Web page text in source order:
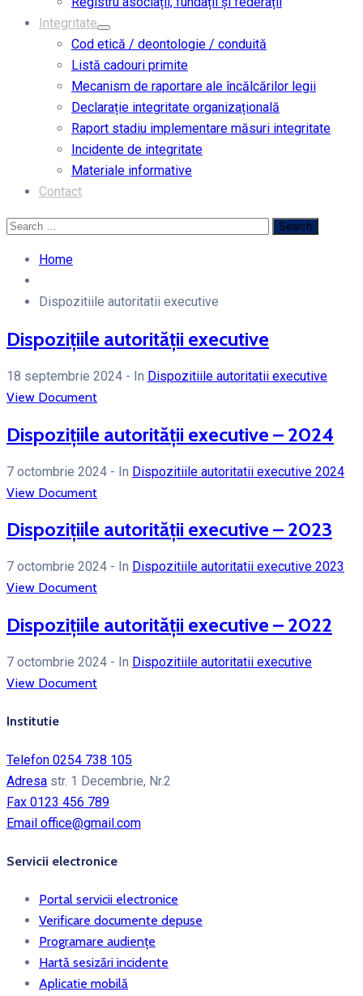
Integritate
Cod etică / deontologie / conduită
Listă cadouri primite
Mecanism de raportare ale încălcărilor legii
Declarație integritate organizațională
Raport stadiu implementare măsuri integritate
Incidente de integritate
Materiale informative
Contact
Home
Dispozitiile autoritatii executive
Dispoziţiile autorităţii executive
18 septembrie 2024 - In Dispozitiile autoritatii executive
View Document
Dispoziţiile autorităţii executive – 2024
7 octombrie 2024 - In Dispozitiile autoritatii executive 2024
View Document
Dispoziţiile autorităţii executive – 2023
7 octombrie 2024 - In Dispozitiile autoritatii executive 2023
View Document
Dispoziţiile autorităţii executive – 2022
7 octombrie 2024 - In Dispozitiile autoritatii executive
View Document
Institutie
Telefon 0254 738 105
Adresa str. 1 Decembrie, Nr.2
Fax 0123 456 789
Email office@gmail.com
Servicii electronice
Portal servicii electronice
Verificare documente depuse
Programare audiențe
Hartă sesizări incidente
Aplicatie mobilă